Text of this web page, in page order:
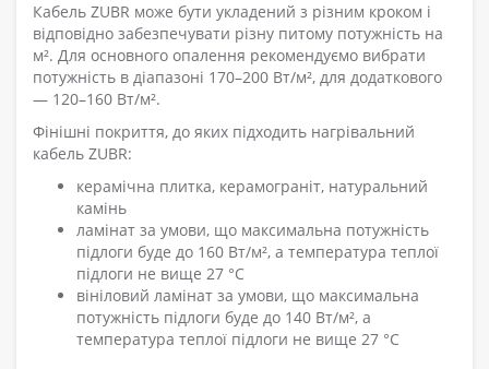
Кабель ZUBR може бути укладений з різним кроком і
відповідно забезпечувати різну питому потужність на
м². Для основного опалення рекомендуємо вибрати
потужність в діапазоні 170–200 Вт/м², для додаткового
— 120–160 Вт/м².
Фінішні покриття, до яких підходить нагрівальний
кабель ZUBR:
керамічна плитка, керамограніт, натуральний
камінь
ламінат за умови, що максимальна потужність
підлоги буде до 160 Вт/м², а температура теплої
підлоги не вище 27 °C
вініловий ламінат за умови, що максимальна
потужність підлоги буде до 140 Вт/м², а
температура теплої підлоги не вище 27 °C